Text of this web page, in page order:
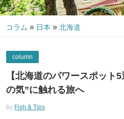
コラム » 日本 » 北海道
column
【北海道のパワースポット
の気”に触れる旅へ
by Fish & Tips